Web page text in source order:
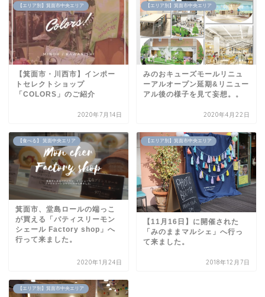
【エリア別】箕面市中央エリア
【箕面市・川西市】インポー
トセレクトショップ
「COLORS」のご紹介
2020年7月14日
【エリア別】箕面市中央エリア
みのおキューズモールリニュ
ーアルオープン延期&リニュー
アル後の様子を見て妄想。。
2020年4月22日
【食べる】 箕面中央エリア
箕面市、堂島ロールの端っこ
が買える「パティスリーモン
シェール Factory shop」へ
行って来ました。
2020年1月24日
【エリア別】箕面市中央エリア
【11月16日】に開催された
「みのままマルシェ」へ行っ
て来ました。
2018年12月7日
【エリア別】箕面市中央エリア